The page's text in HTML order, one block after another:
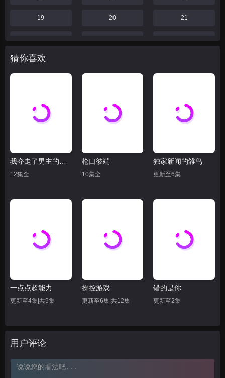
19 20 21
22 23 24
25
31 32 33
34 35
猜你喜欢
我夺走了男主的初夜
12集全
枪口彼端
10集全
独家新闻的雏鸟
更新至6集
一点点超能力
更新至4集|共9集
操控游戏
更新至6集|共12集
错的是你
更新至2集
用户评论